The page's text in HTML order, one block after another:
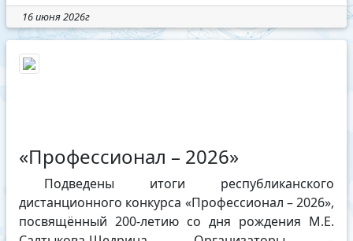
16 июня 2026г
«Профессионал – 2026»
Подведены итоги республиканского
дистанционного конкурса «Профессионал – 2026»,
посвящённый 200-летию со дня рождения М.Е.